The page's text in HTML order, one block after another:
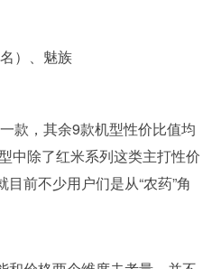
）、魅族
款，其余9款机型性价比值均
中除了红米系列这类主打性价
前不少用户们是从“农药”角